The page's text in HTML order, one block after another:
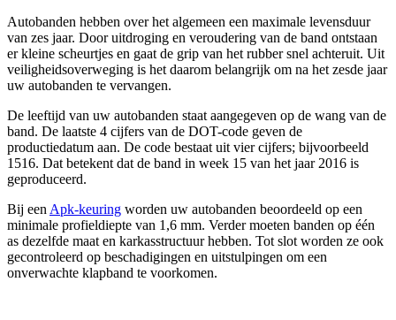
Autobanden hebben over het algemeen een maximale levensduur
van zes jaar. Door uitdroging en veroudering van de band ontstaan
er kleine scheurtjes en gaat de grip van het rubber snel achteruit. Uit
veiligheidsoverweging is het daarom belangrijk om na het zesde jaar
uw autobanden te vervangen.
De leeftijd van uw autobanden staat aangegeven op de wang van de
band. De laatste 4 cijfers van de DOT-code geven de
productiedatum aan. De code bestaat uit vier cijfers; bijvoorbeeld
1516. Dat betekent dat de band in week 15 van het jaar 2016 is
geproduceerd.
Bij een Apk-keuring worden uw autobanden beoordeeld op een
minimale profieldiepte van 1,6 mm. Verder moeten banden op één
as dezelfde maat en karkasstructuur hebben. Tot slot worden ze ook
gecontroleerd op beschadigingen en uitstulpingen om een
onverwachte klapband te voorkomen.